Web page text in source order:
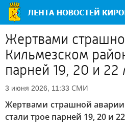
Жертвами
Кильмезском
парней 19, 20 и 22
3 июня 2026, 11:33 СМИ
Жертвами страшной
стали трое парней 19, 20 и